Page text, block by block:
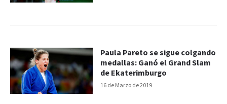
16 de Marzo de 2019
Paula Pareto se sigue colgando
medallas: Ganó el Grand Slam
de Ekaterimburgo